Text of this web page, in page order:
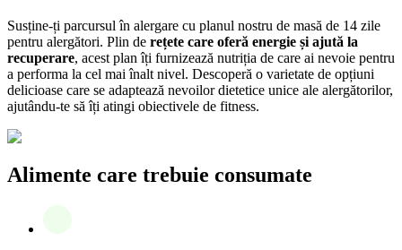
Susține-ți parcursul în alergare cu planul nostru de masă de 14 zile
pentru alergători. Plin de rețete care oferă energie și ajută la
recuperare, acest plan îți furnizează nutriția de care ai nevoie pentru
a performa la cel mai înalt nivel. Descoperă o varietate de opțiuni
delicioase care se adaptează nevoilor dietetice unice ale alergătorilor,
ajutându-te să îți atingi obiectivele de fitness.
Alimente care trebuie consumate